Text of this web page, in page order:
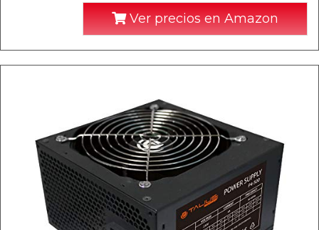
Ver precios en Amazon